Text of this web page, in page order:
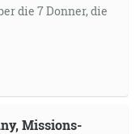
die 7 Donner, die
Missions-